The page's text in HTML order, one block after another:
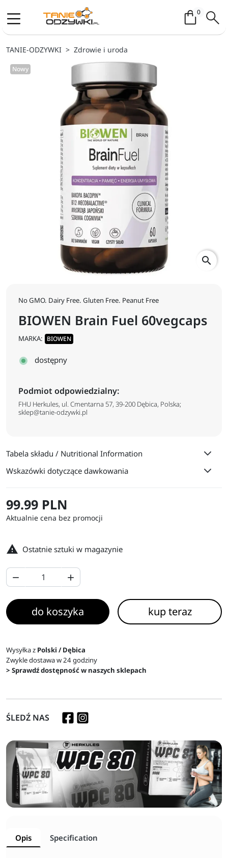
0Koszyk /
TANIE-ODZYWKI Zdrowie i uroda
Nowy
search
No GMO. Dairy Free. Gluten Free. Peanut Free
BIOWEN Brain Fuel 60vegcaps
MARKA: BIOWEN
dostępny
Podmiot odpowiedzialny:
FHU Herkules, ul. Cmentarna 57, 39-200 Dębica, Polska;
sklep@tanie-odzywki.pl
Tabela składu / Nutritional Information
Wskazówki dotyczące dawkowania
99.99 PLN
Aktualnie cena bez promocji
 Ostatnie sztuki w magazynie
 
do koszyka kup teraz
Wysyłka z Polski / Dębica
Zwykle dostawa w 24 godziny
> Sprawdź dostępność w naszych sklepach
ŚLEDŹ NAS
Opis Specification